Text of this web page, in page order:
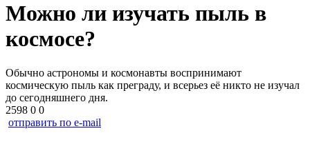
Можно ли изучать пыль в
космосе?
Обычно астрономы и космонавты воспринимают
космическую пыль как преграду, и всерьез её никто не изучал
до сегодняшнего дня.
2598 0 0
отправить по e-mail